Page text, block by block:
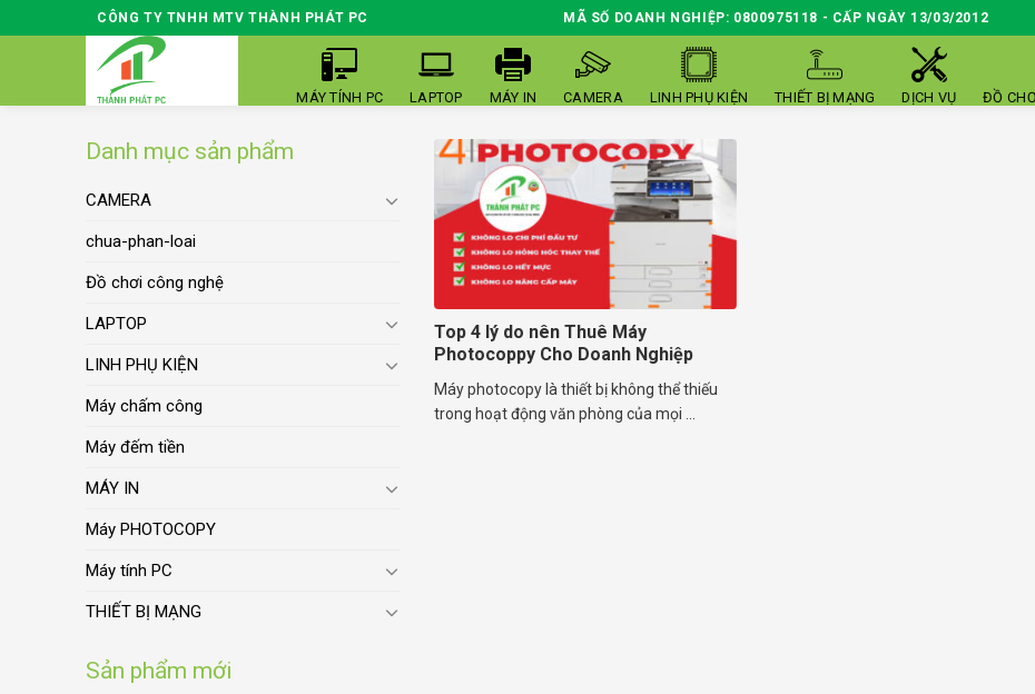
to
CÔNG TY TNHH MTV THÀNH PHÁT PC MÃ SỐ DOANH NGHIỆP: 0800975118 - CẤP NGÀY 13/03/2012
MÁY TÍNH PC LAPTOP MÁY IN CAMERA LINH PHỤ KIỆN THIẾT BỊ MẠNG DỊCH VỤ ĐỒ
Danh mục sản phẩm
CAMERA
chua-phan-loai
Đồ chơi công nghệ
LAPTOP
LINH PHỤ KIỆN
Máy chấm công
Máy đếm tiền
MÁY IN
Máy PHOTOCOPY
Máy tính PC
THIẾT BỊ MẠNG
Sản phẩm mới
Top 4 lý do nên Thuê Máy
Photocoppy Cho Doanh Nghiệp
Máy photocopy là thiết bị không thể thiếu
trong hoạt động văn phòng của mọi ...